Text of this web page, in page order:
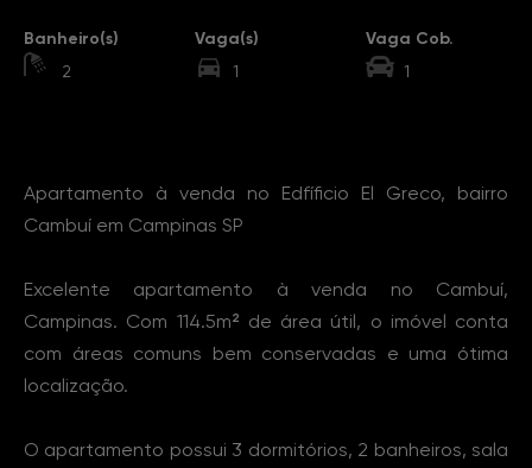
Banheiro(s)
2
Vaga(s)
1
Vaga Cob.
1
Apartamento à venda no Edfíficio El Greco, bairro
Cambuí em Campinas SP
Excelente apartamento à venda no Cambuí,
Campinas. Com 114.5m² de área útil, o imóvel conta
com áreas comuns bem conservadas e uma ótima
localização.
O apartamento possui 3 dormitórios, 2 banheiros, sala